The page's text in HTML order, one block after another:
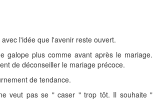
l'idée que l'avenir reste ouvert.
galope plus comme avant après le mariage.
de déconseiller le mariage précoce.
de tendance.
veut pas se " caser " trop tôt. Il souhaite "